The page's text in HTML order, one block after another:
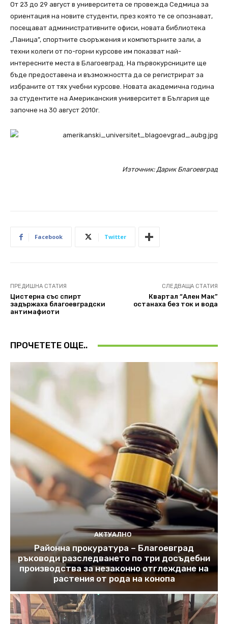
От 23 до 29 август в университета се провежда Седмица за
ориентация на новите студенти, през която те се опознават,
посещават административните офиси, новата библиотека
„Паница”, спортните съоръжения и компютърните зали, а
техни колеги от по-горни курсове им показват най-
интересните места в Благоевград. На първокурсниците ще
бъде предоставена и възможността да се регистрират за
избраните от тях учебни курсове. Новата академична година
за студентите на Американския университет в България ще
започне на 30 август 2010г.
Източник: Дарик Благоевград
Facebook Twitter
ПРЕДИШНА СТАТИЯ
Цистерна със спирт
задържаха благоевградски
антимафиоти
СЛЕДВАЩА СТАТИЯ
Квартал “Ален Мак”
останаха без ток и вода
ПРОЧЕТЕТЕ ОЩЕ..
АКТУАЛНО
Районна прокуратура – Благоевград
ръководи разследването по три досъдебни
производства за незаконно отглеждане на
растения от рода на конопа